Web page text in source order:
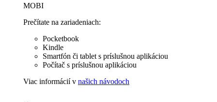
MOBI
Prečítate na zariadeniach:
Pocketbook
Kindle
Smartfón či tablet s príslušnou aplikáciou
Počítač s príslušnou aplikáciou
Viac informácií v našich návodoch